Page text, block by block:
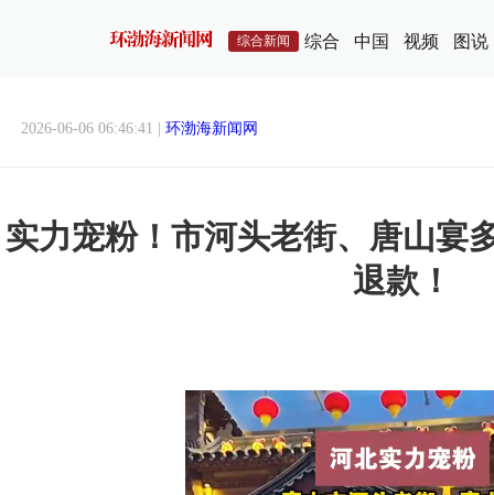
综合新闻 综合 中国 视频 图说
2026-06-06 06:46:41 | 环渤海新闻网
实力宠粉！市河头老街、唐山宴
退款！